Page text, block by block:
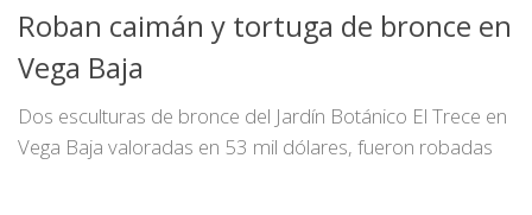
Roban caimán y tortuga de bronce en
Vega Baja
Dos esculturas de bronce del Jardín Botánico El Trece en
Vega Baja valoradas en 53 mil dólares, fueron robadas